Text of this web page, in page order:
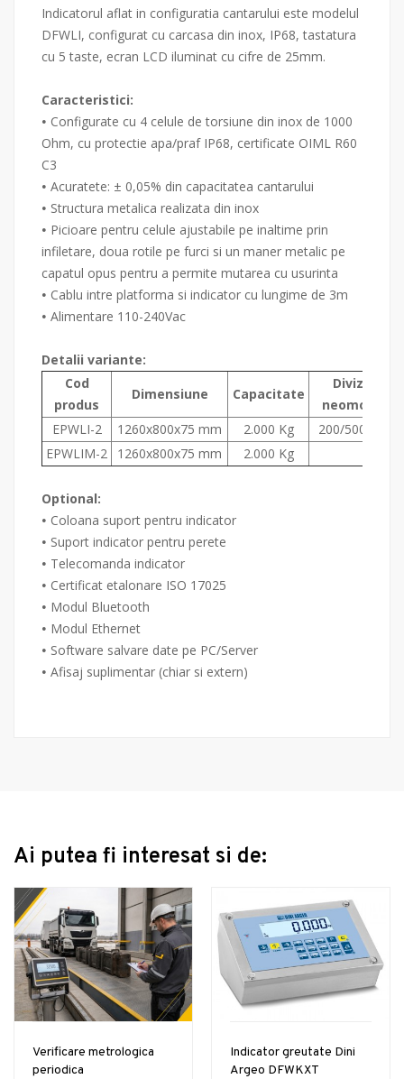
Indicatorul aflat in configuratia cantarului este modelul
DFWLI, configurat cu carcasa din inox, IP68, tastatura
cu 5 taste, ecran LCD iluminat cu cifre de 25mm.
Caracteristici:
• Configurate cu 4 celule de torsiune din inox de 1000
Ohm, cu protectie apa/praf IP68, certificate OIML R60
C3
• Acuratete: ± 0,05% din capacitatea cantarului
• Structura metalica realizata din inox
• Picioare pentru celule ajustabile pe inaltime prin
infiletare, doua rotile pe furci si un maner metalic pe
capatul opus pentru a permite mutarea cu usurinta
• Cablu intre platforma si indicator cu lungime de 3m
• Alimentare 110-240Vac
Detalii variante:
Cod
produs
Dimensiune Capacitate
Diviziune
neomologat
EPWLI-2
1260x800x75 mm 2.000 Kg
200/500/
EPWLIM-2
1260x800x75 mm 2.000 Kg
Optional:
• Coloana suport pentru indicator
• Suport indicator pentru perete
• Telecomanda indicator
• Certificat etalonare ISO 17025
• Modul Bluetooth
• Modul Ethernet
• Software salvare date pe PC/Server
• Afisaj suplimentar (chiar si extern)
Ai putea fi interesat si de:
Verificare metrologica
periodica
Indicator greutate Dini
Argeo DFWKXT